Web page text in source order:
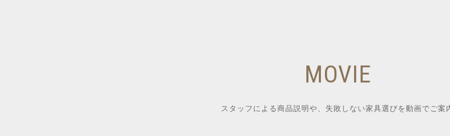
MOVIE
スタッフによる商品説明や、失敗しない家具選びを動画でご案